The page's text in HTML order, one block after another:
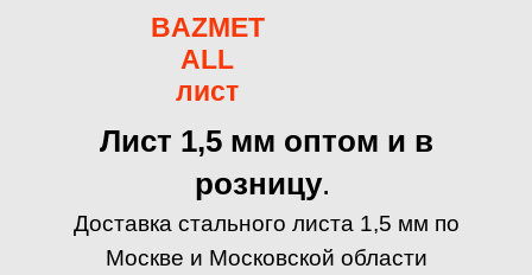
BAZMET
ALL
лист
Лист 1,5 мм оптом и в
розницу.
Доставка стального листа 1,5 мм по
Москве и Московской области